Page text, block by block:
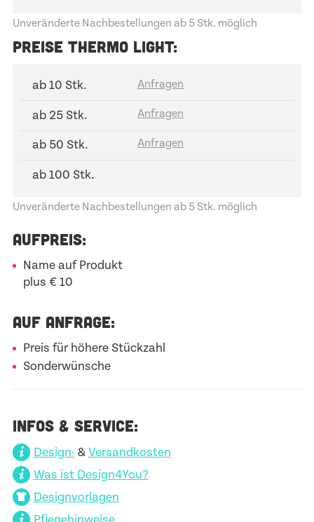
Unveränderte Nachbestellungen ab 5 Stk. möglich
PREISE THERMO LIGHT:
ab 10 Stk.
ab 25 Stk.
ab 50 Stk.
ab 100 Stk.
Unveränderte Nachbestellungen ab 5 Stk. möglich
AUFPREIS:
Name auf Produkt
plus € 10
AUF ANFRAGE:
Preis für höhere Stückzahl
Sonderwünsche
INFOS & SERVICE:
Design-& Versandkosten
Was ist Design4You?
Designvorlagen